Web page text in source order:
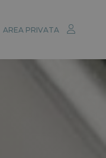
AREA PRIVATA